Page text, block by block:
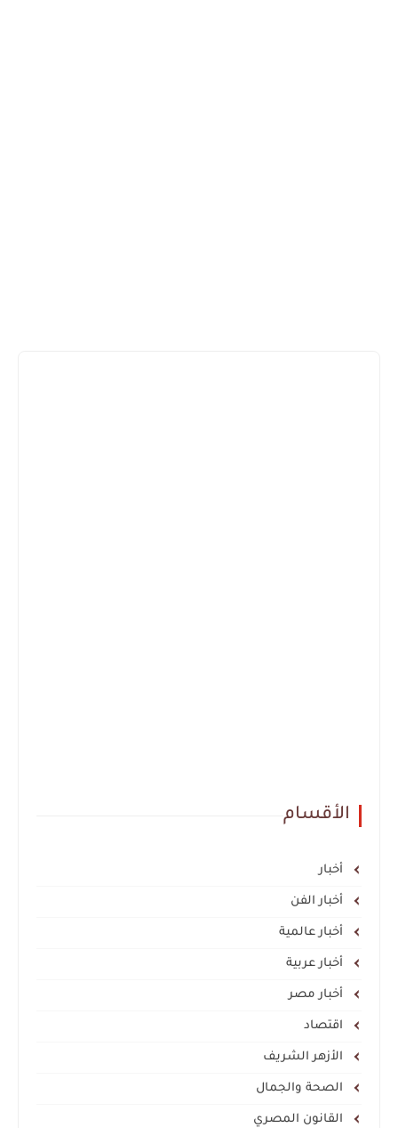
الأقسام
أخبار
أخبار الفن
أخبار عالمية
أخبار عربية
أخبار مصر
اقتصاد
الأزهر الشريف
الصحة والجمال
القانون المصري